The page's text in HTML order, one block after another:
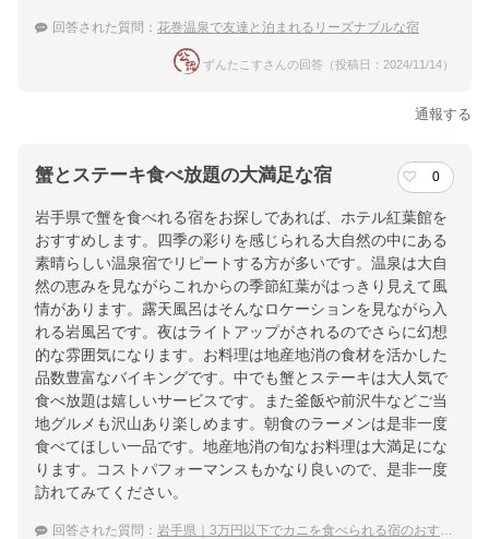
回答された質問： 花巻温泉で友達と泊まれるリーズナブルな宿
ずんたこすさんの回答（投稿日：2024/11/14）
通報する
蟹とステーキ食べ放題の大満足な宿 0
岩手県で蟹を食べれる宿をお探しであれば、ホテル紅葉館を
おすすめします。四季の彩りを感じられる大自然の中にある
素晴らしい温泉宿でリピートする方が多いです。温泉は大自
然の恵みを見ながらこれからの季節紅葉がはっきり見えて風
情があります。露天風呂はそんなロケーションを見ながら入
れる岩風呂です。夜はライトアップがされるのでさらに幻想
的な雰囲気になります。お料理は地産地消の食材を活かした
品数豊富なバイキングです。中でも蟹とステーキは大人気で
食べ放題は嬉しいサービスです。また釜飯や前沢牛などご当
地グルメも沢山あり楽しめます。朝食のラーメンは是非一度
食べてほしい一品です。地産地消の旬なお料理は大満足にな
ります。コストパフォーマンスもかなり良いので、是非一度
訪れてみてください。
回答された質問： 岩手県｜3万円以下でカニを食べられる宿のおすすめは？